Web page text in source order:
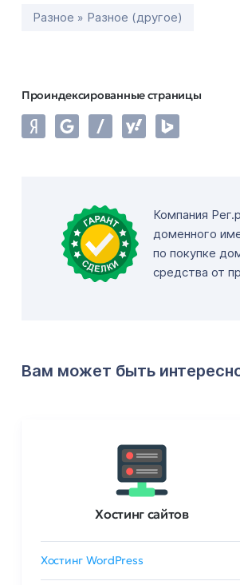
Разное » Разное (другое)
Проиндексированные страницы
Компания
доменного
по покупке
средства от
Вам может быть
Хостинг сайтов
Хостинг WordPress